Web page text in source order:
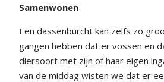
Samenwonen
Een dassenburcht kan zelfs zo
gangen hebben dat er vossen en
diersoort met zijn of haar eigen
van de middag wisten we dat er